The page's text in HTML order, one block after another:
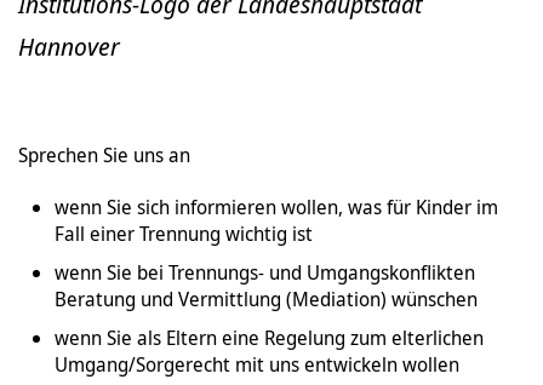
Hannover
Sprechen Sie uns an
wenn Sie sich informieren wollen, was für Kinder im
Fall einer Trennung wichtig ist
wenn Sie bei Trennungs- und Umgangskonflikten
Beratung und Vermittlung (Mediation) wünschen
wenn Sie als Eltern eine Regelung zum elterlichen
Umgang/Sorgerecht mit uns entwickeln wollen